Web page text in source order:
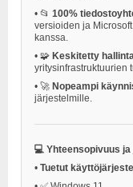
• 📂 100%
versioiden ja
kanssa.
• 🧩 Keskitetty hallinta
yritysinfrastruktuurien
• 🚀 Nopeampi
järjestelmille.
💻 Yhteensopivuus
• Tuetut